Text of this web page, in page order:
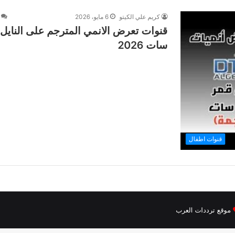
قنوات اطفال
كريم علي الكيتو 6 مايو، 2026
قنوات تعرض الانمي المترجم على النايل
سات 2026
موقع ترددات العرب